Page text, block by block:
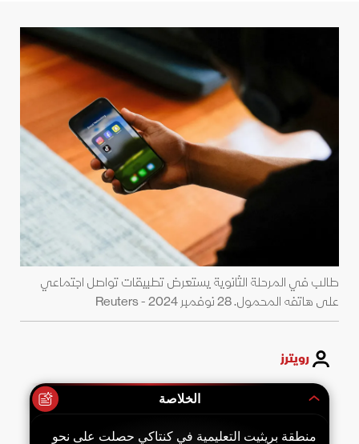
طالب في المرحلة الثانوية يستعرض تطبيقات تواصل اجتماعي
على هاتفه المحمول. 28 نوفمبر 2024 - Reuters
رويترز
الخلاصة
منطقة بريثيت التعليمية في كنتاكي حصلت على نحو